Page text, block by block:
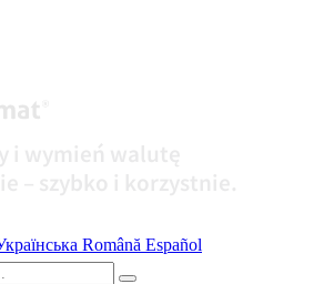
Română Español